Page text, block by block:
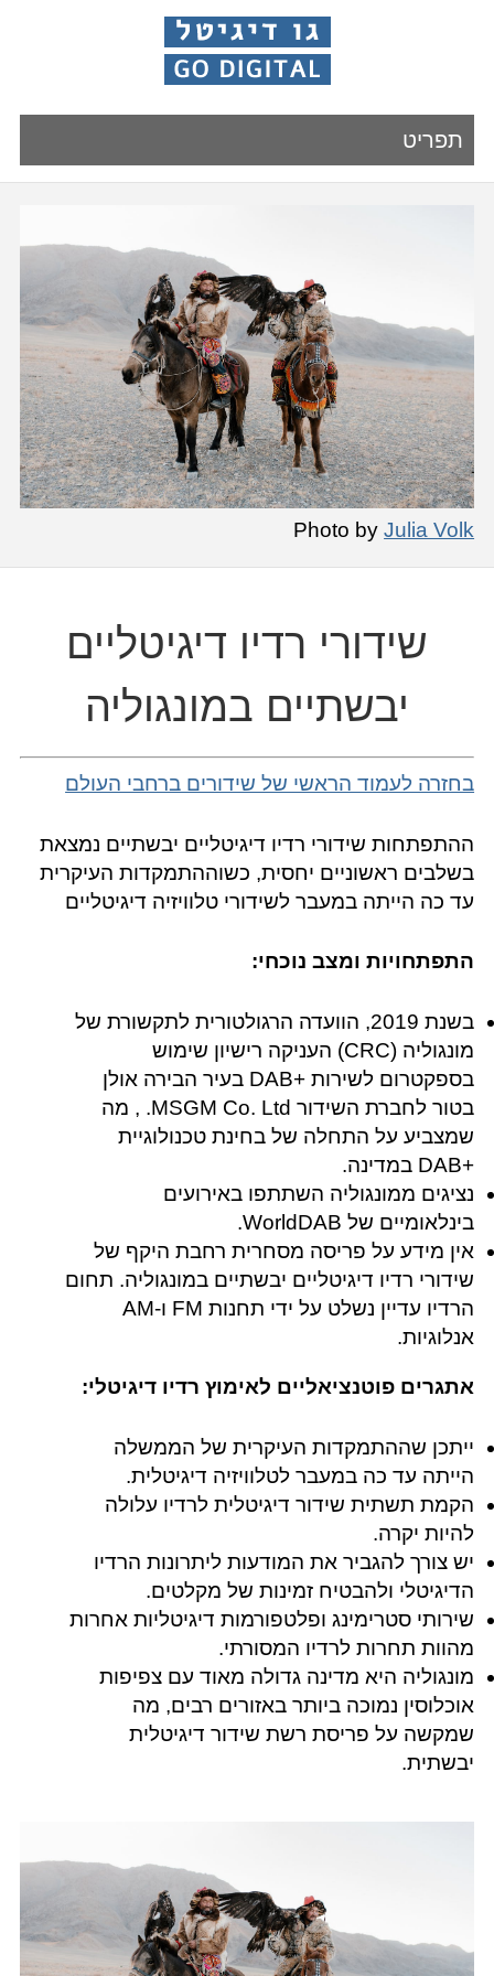
תפריט
Photo byJulia Volk
שידורי רדיו דיגיטליים
יבשתיים במונגוליה
בחזרה לעמוד הראשי של שידורים ברחבי העולם
ההתפתחות שידורי רדיו דיגיטליים יבשתיים נמצאת
בשלבים ראשוניים יחסית, כשוההתמקדות העיקרית
עד כה הייתה במעבר לשידורי טלוויזיה דיגיטליים
התפתחויות ומצב נוכחי:
בשנת 2019, הוועדה הרגולטורית לתקשורת של
מונגוליה (CRC) העניקה רישיון שימוש
בספקטרום לשירות +DAB בעיר הבירה אולן
בטור לחברת השידור MSGM Co. Ltd. , מה
שמצביע על התחלה של בחינת טכנולוגיית
+DAB במדינה.
נציגים ממונגוליה השתתפו באירועים
בינלאומיים של WorldDAB.
אין מידע על פריסה מסחרית רחבת היקף של
שידורי רדיו דיגיטליים יבשתיים במונגוליה. תחום
הרדיו עדיין נשלט על ידי תחנות FM ו-AM
אנלוגיות.
אתגרים פוטנציאליים לאימוץ רדיו דיגיטלי:
ייתכן שההתמקדות העיקרית של הממשלה
הייתה עד כה במעבר לטלוויזיה דיגיטלית.
הקמת תשתית שידור דיגיטלית לרדיו עלולה
להיות יקרה.
יש צורך להגביר את המודעות ליתרונות הרדיו
הדיגיטלי ולהבטיח זמינות של מקלטים.
שירותי סטרימינג ופלטפורמות דיגיטליות אחרות
מהוות תחרות לרדיו המסורתי.
מונגוליה היא מדינה גדולה מאוד עם צפיפות
אוכלוסין נמוכה ביותר באזורים רבים, מה
שמקשה על פריסת רשת שידור דיגיטלית
יבשתית.